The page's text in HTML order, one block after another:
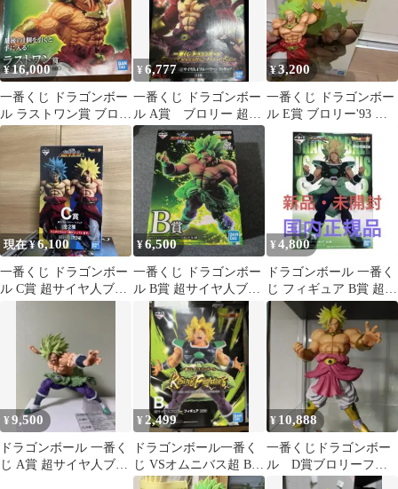
¥16,000
一番くじ ドラゴンボー
ル ラストワン賞 ブロリ
ー
¥6,777
一番くじ ドラゴンボー
ル A賞 ブロリー 超サ
イヤ人4フルパワー フ
ィギュア
¥3,200
一番くじ ドラゴンボー
ル E賞 ブロリー'93 フ
ィギュア 値下げ交渉
現在 ¥6,100
一番くじ ドラゴンボー
ル C賞 超サイヤ人ブロ
¥6,500
一番くじ ドラゴンボー
ル B賞 超サイヤ人ブロ
リーフルパワー
¥ 4,800
ドラゴンボール 一番く
じ フィギュア B賞 超サ
イヤ人ブロリー 未開封
品
¥9,500
ドラゴンボール 一番く
じ A賞 超サイヤ人ブロ
¥ 2,499
ドラゴンボール一番く
じ VSオムニバス超 B賞
超サイヤ人 ブロリー
¥ 10,888
一番くじドラゴンボー
ル D賞ブロリーフィ
ギュア